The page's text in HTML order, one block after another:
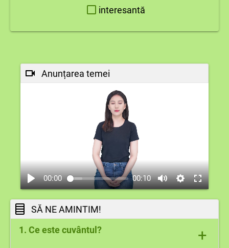
interesantă
Anunțarea temei
00:00 00:10
SĂ NE AMINTIM!
1. Ce este cuvântul?
+